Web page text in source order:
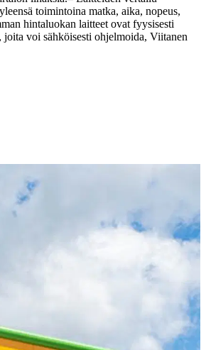
toimintoina matka, aika, nopeus,
hintaluokan laitteet ovat fyysisesti
joita voi sähköisesti ohjelmoida, Viitanen